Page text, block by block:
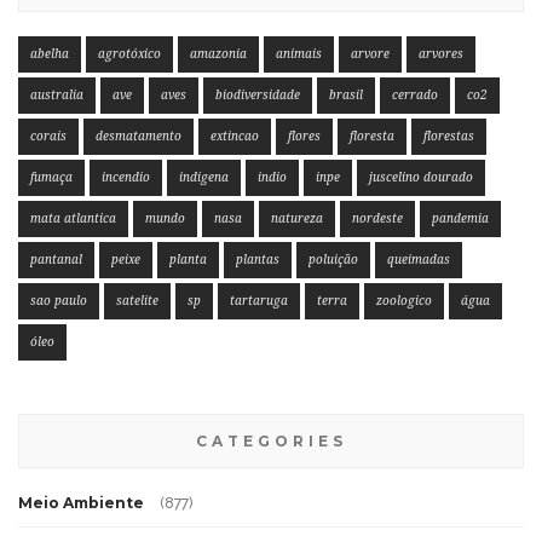
abelha agrotóxico amazonia animais arvore arvores
australia ave aves biodiversidade brasil cerrado co2
corais desmatamento extincao flores floresta florestas
fumaça incendio indigena indio inpe juscelino dourado
mata atlantica mundo nasa natureza nordeste pandemia
pantanal peixe planta plantas poluição queimadas
sao paulo satelite sp tartaruga terra zoologico água
óleo
CATEGORIES
Meio Ambiente (877)